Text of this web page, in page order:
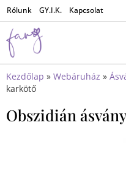
Rólunk GY.I.K. Kapcsolat
Kezdőlap » Webáruház »
karkötő
Obszidián